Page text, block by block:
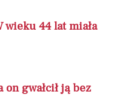
wieku 44 lat miała
on gwałcił ją bez